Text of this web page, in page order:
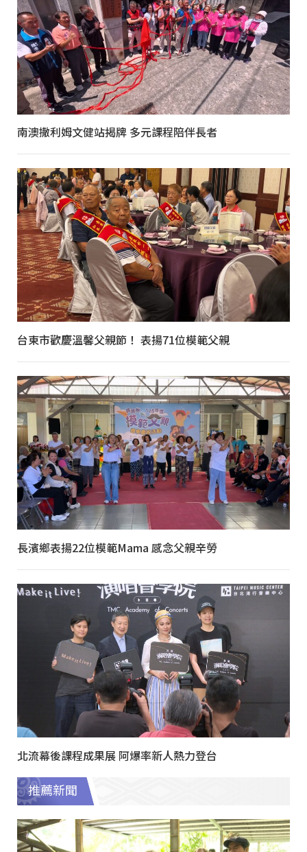
南澳撒利姆文健站揭牌 多元課程陪伴長者
台東市歡慶溫馨父親節！ 表揚71位模範父親
長濱鄉表揚22位模範Mama 感念父親辛勞
北流幕後課程成果展 阿爆率新人熱力登台
推薦新聞